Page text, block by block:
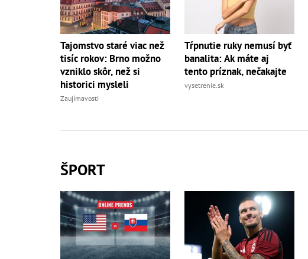
Tajomstvo staré viac než
tisíc rokov: Brno možno
vzniklo skôr, než si
historici mysleli
Zaujímavosti
Tŕpnutie ruky nemusí byť
banalita: Ak máte aj
tento príznak, nečakajte
vysetrenie.sk
ŠPORT